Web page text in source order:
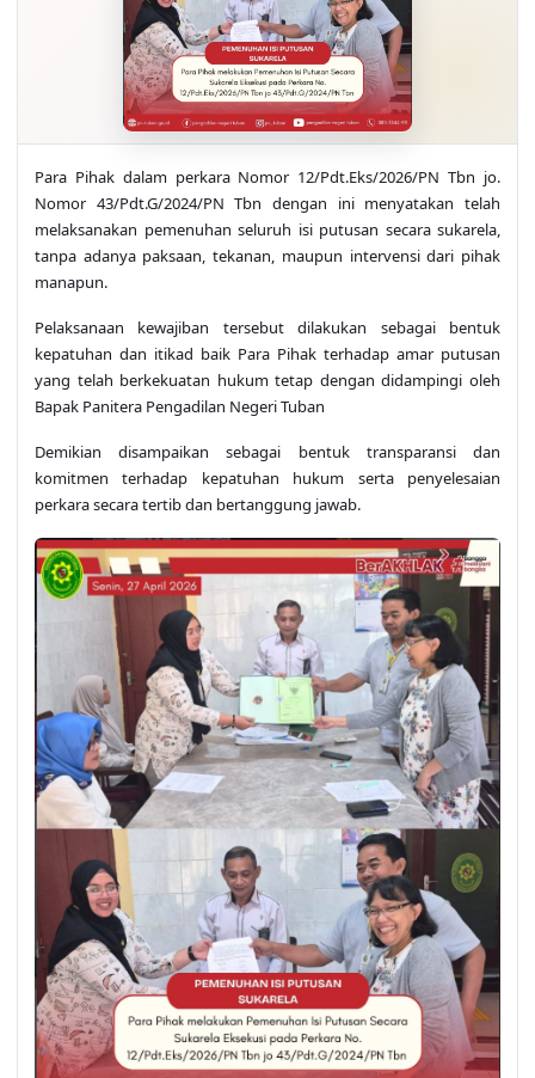
Para Pihak dalam perkara Nomor 12/Pdt.Eks/2026/PN Tbn jo.
Nomor 43/Pdt.G/2024/PN Tbn dengan ini menyatakan telah
melaksanakan pemenuhan seluruh isi putusan secara sukarela,
tanpa adanya paksaan, tekanan, maupun intervensi dari pihak
Pelaksanaan kewajiban tersebut dilakukan sebagai bentuk
kepatuhan dan itikad baik Para Pihak terhadap amar putusan
yang telah berkekuatan hukum tetap dengan didampingi oleh
Demikian disampaikan sebagai bentuk transparansi dan
komitmen terhadap kepatuhan hukum serta penyelesaian